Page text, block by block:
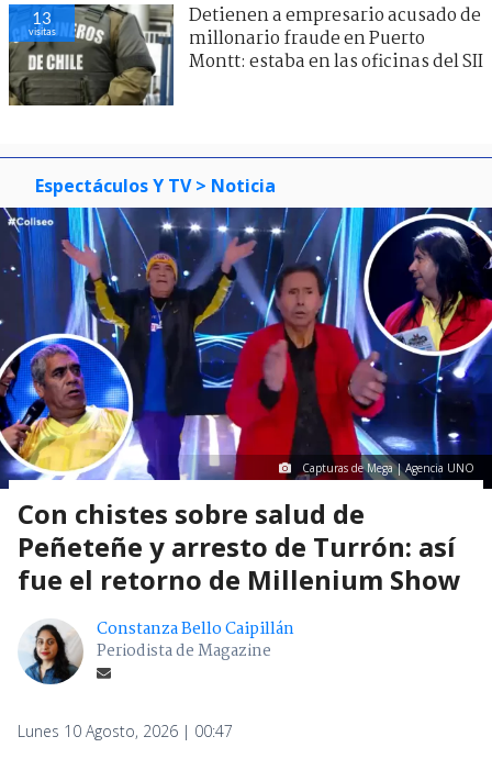
13
visitas
Detienen a empresario acusado de
millonario fraude en Puerto
Montt: estaba en las oficinas del SII
Espectáculos Y TV > Noticia
Capturas de Mega | Agencia UNO
Con chistes sobre salud de
Peñeteñe y arresto de Turrón: así
fue el retorno de Millenium Show
Constanza Bello Caipillán
Periodista de Magazine
Lunes 10 Agosto, 2026 | 00:47